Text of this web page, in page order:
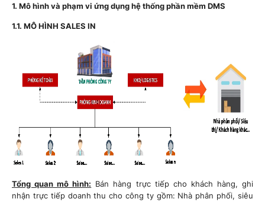
1. Mô hình và phạm vi ứng dụng hệ thống phần mềm DMS
1.1. MÔ HÌNH SALES IN
Tổng quan mô hình: Bán hàng trực tiếp cho khách hàng, ghi
nhận trực tiếp doanh thu cho công ty gồm: Nhà phân phối, siêu